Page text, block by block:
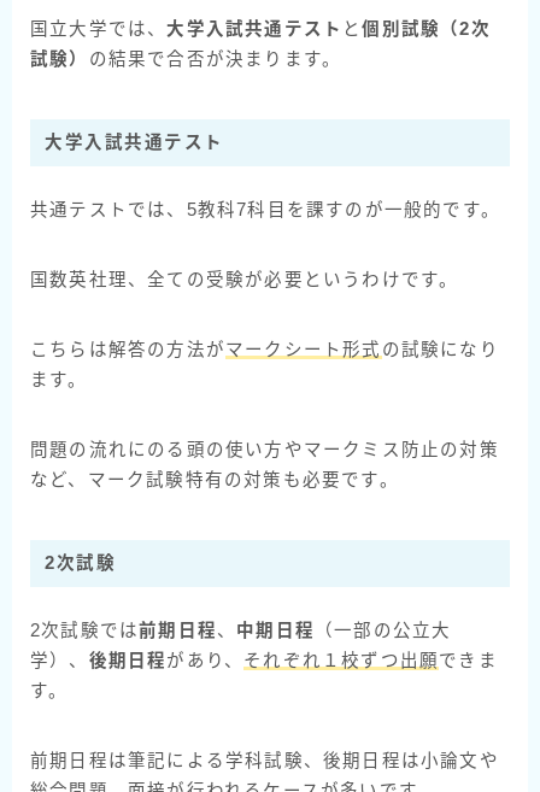
国立大学では、大学入試共通テスト と個別試験（2次
試験） の結果で合否が決まります。
大学入試共通テスト
共通テストでは、5教科7科目を課すのが一般的です。
国数英社理、全ての受験が必要というわけです。
こちらは解答の方法がマークシート形式 の試験になり
ます。
問題の流れにのる頭の使い方やマークミス防止の対策
など、マーク試験特有の対策も必要です。
2次試験
2次試験では前期日程、 中期日程
（一部の公立大
学）、 後期日程があり、 それぞれ１校ずつ出願できま
す。
前期日程は筆記による学科試験、後期日程は小論文や